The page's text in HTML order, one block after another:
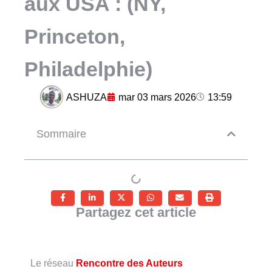
Princeton,
Philadelphie)
ASHUZA mar 03 mars 2026 13:59
Sommaire
Partagez cet article
Le réseau Rencontre des Auteurs